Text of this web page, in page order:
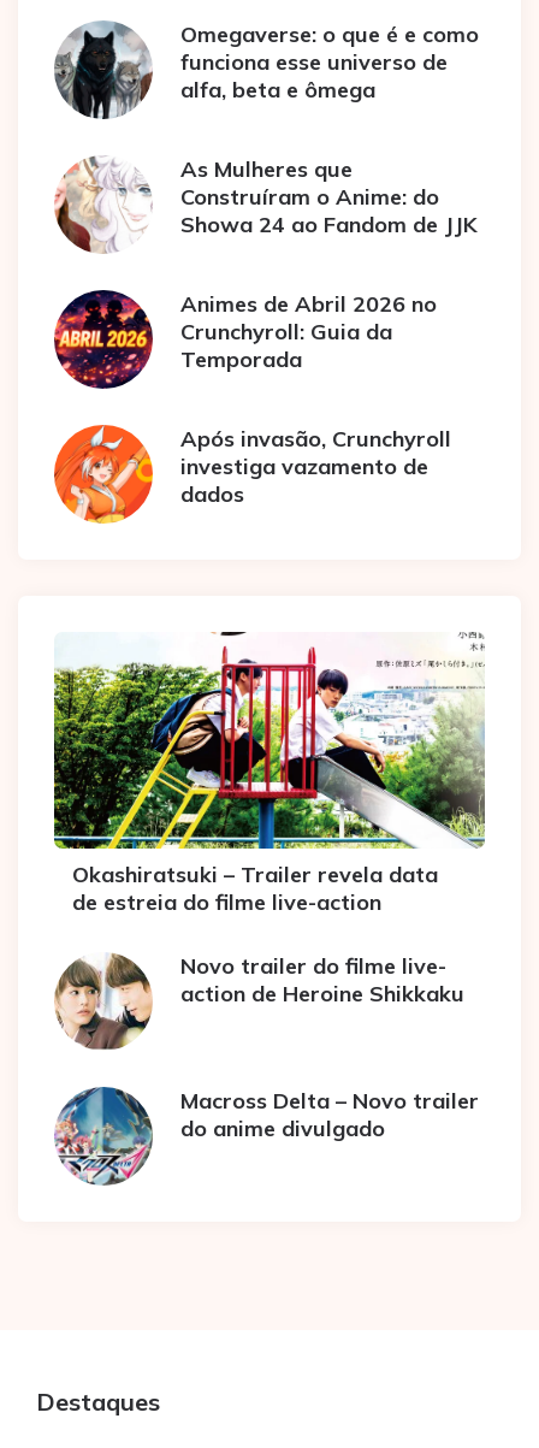
Omegaverse: o que é e como
funciona esse universo de
alfa, beta e ômega
As Mulheres que
Construíram o Anime: do
Showa 24 ao Fandom de JJK
Animes de Abril 2026 no
Crunchyroll: Guia da
Temporada
Após invasão, Crunchyroll
investiga vazamento de
dados
Okashiratsuki – Trailer revela data
de estreia do filme live-action
Novo trailer do filme live-
action de Heroine Shikkaku
Macross Delta – Novo trailer
do anime divulgado
Destaques